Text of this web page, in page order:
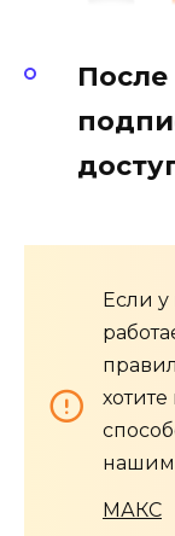
Если
нашим
МАКС